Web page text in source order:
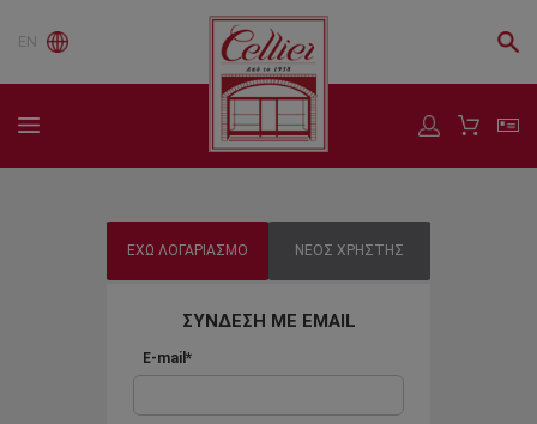
EN
ΕΧΩ ΛΟΓΑΡΙΑΣΜΟ ΝΕΟΣ ΧΡΗΣΤΗΣ
ΣΥΝΔΕΣΗ ΜΕ EMAIL
E-mail*